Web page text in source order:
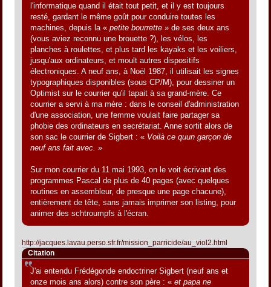
l'informatique quand il était tout petit, et il y est toujours
resté, gardant le même goût pour conduire toutes les
machines, depuis la «petite bourrette » de ses deux ans
(vous aviez reconnu une brouette ?), les vélos, les
planches à roulettes, et plus tard les kayaks et les voiliers,
jusqu'aux ordinateurs, et moult autres dispositifs
électroniques. A neuf ans, à Noël 1987, il utilisait les signes
typographiques disponibles (sous CP/M), pour dessiner un
Optimist sur le courrier qu'il tapait à sa grand-mère. Ce
courrier a servi à ma mère : dans le conseil d'administration
d'une association, une femme voulait faire partager sa
phobie des ordinateurs en secrétariat. Anne sortit alors de
son sac le courrier de Sigbert : « Voilà ce quun garçon de
neuf ans fait avec. »
Sur mon courrier du 11 mai 1993, on le voit écrivant des
programmes Pascal de plus de 40 pages (avec quelques
routines en assembleur, de presque une page chacune),
entièrement de tête, sans jamais imprimer son listing, pour
animer des schtroumpfs à l'écran.
http://jacques.lavau.perso.sfr.fr/mission_parricide/au_viol2.html
Citation
J'ai entendu Frédégonde endoctriner Sigbert (neuf ans et
onze mois ans alors) contre son père : «et papa ne